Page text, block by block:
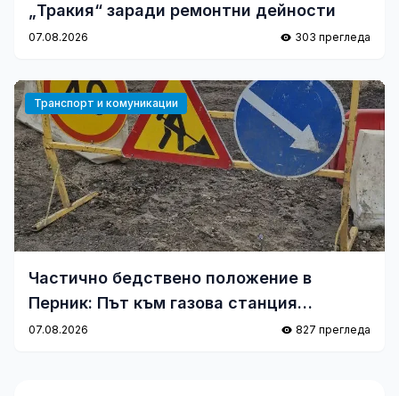
„Тракия“ заради ремонтни дейности
07.08.2026 303 прегледа
Транспорт и комуникации
Частично бедствено положение в
Перник: Път към газова станция
пропадна
07.08.2026 827 прегледа